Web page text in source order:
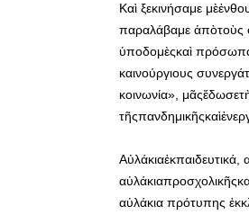
Καὶ ξεκινήσαμε
παραλάβαμε ἀπὸτοὺς
ὑποδομὲςκαὶ πρόσωπα,
καινούργιους
κοινωνία»,
Αὐλάκιαἐκπαιδευτικά,
αὐλάκια πρότυπης